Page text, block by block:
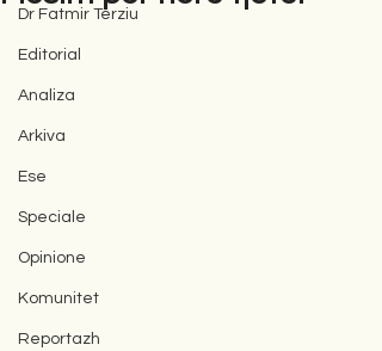
Dr Fatmir Terziu
Editorial
Analiza
Arkiva
Ese
Speciale
Opinione
Komunitet
Reportazh